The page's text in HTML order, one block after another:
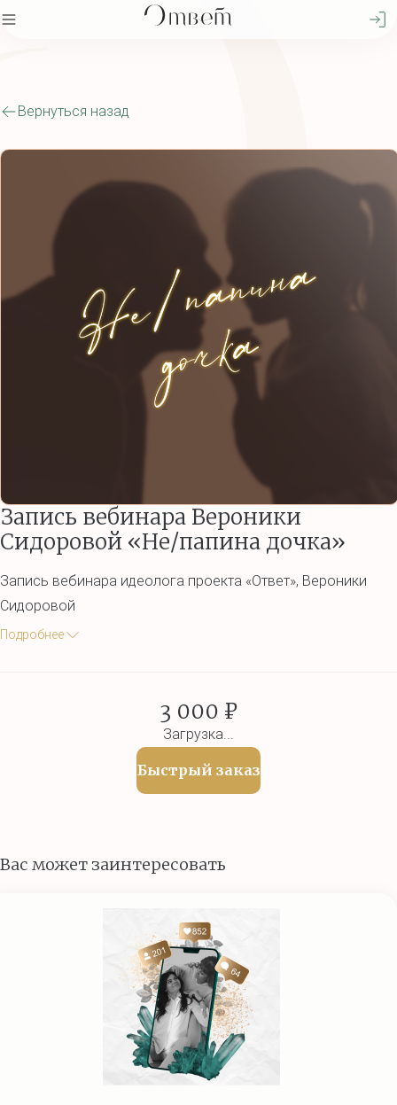
Вернуться назад
Запись вебинара Вероники
Сидоровой «Не/папина дочка»
Запись вебинара идеолога проекта «Ответ», Вероники
Сидоровой
Подробнее
3 000 ₽
Загрузка...
Быстрый заказ
Вас может заинтересовать